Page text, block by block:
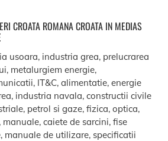
CROATA ROMANA CROATA IN MEDIAS
usoara, industria grea, prelucrarea
metalurgiem energie,
IT&C, alimentatie, energie
industria navala, constructii civile
petrol si gaze, fizica, optica,
caiete de sarcini, fise
manuale de utilizare, specificatii